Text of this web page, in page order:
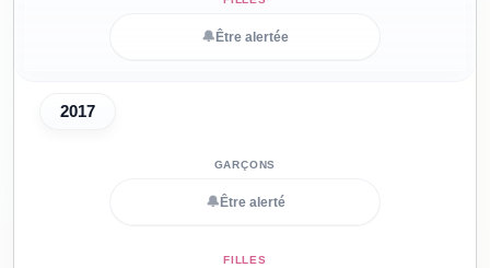
🔔 Être alertée
2017
🔔 Être alerté